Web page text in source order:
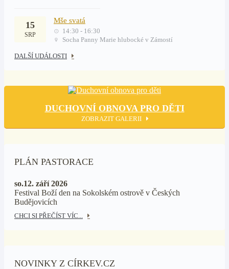
15
SRP
Mše svatá
14:30 - 16:30
Socha Panny Marie hlubocké v Zámostí
DALŠÍ UDÁLOSTI
DUCHOVNÍ OBNOVA PRO DĚTI
ZOBRAZIT GALERII
PLÁN PASTORACE
so.12. září 2026
Festival Boží den na Sokolském ostrově v Českých
Budějovicích
CHCI SI PŘEČÍST VÍC...
NOVINKY Z CÍRKEV.CZ